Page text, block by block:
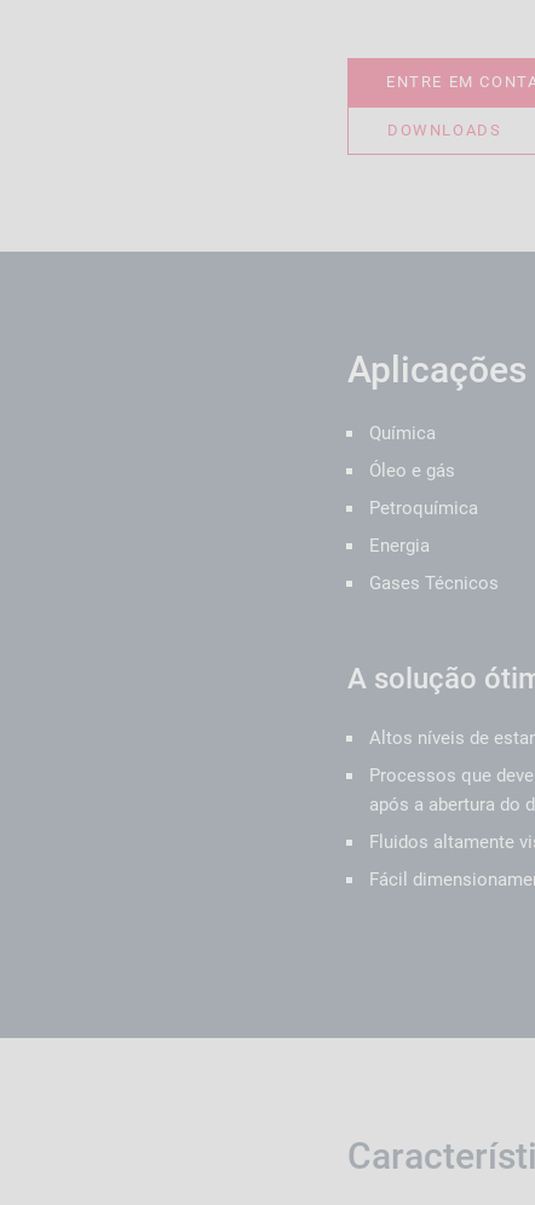
ENTRE EM
DOWNLOADS
Química
Óleo e gás
Petroquímica
Energia
Gases Técnicos
A solução
Altos níveis de
Processos que
após a abertura do
Fluidos altamente
Fácil